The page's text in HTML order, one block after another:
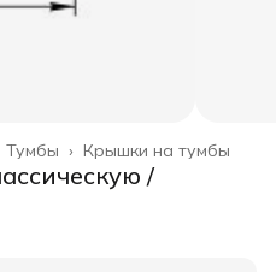
Крышки на тумбы
Тумбы ›
/